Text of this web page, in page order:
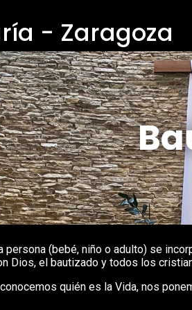
- Zaragoza
persona (bebé, niño o adulto) se
Dios, el bautizado y todos los
quién es la Vida, nos